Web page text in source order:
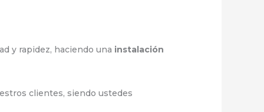
y rapidez, haciendo una instalación
clientes, siendo ustedes